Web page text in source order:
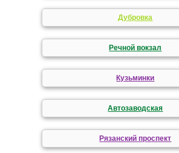
Дубровка
Речной вокзал
Кузьминки
Автозаводская
Рязанский проспект